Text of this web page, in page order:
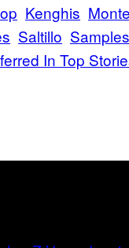
Kenghis
Saltillo Samples
In Top